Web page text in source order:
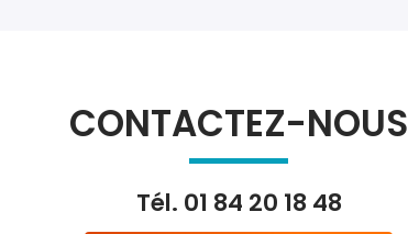
CONTACTEZ-NOUS
Tél. 01 84 20 18 48